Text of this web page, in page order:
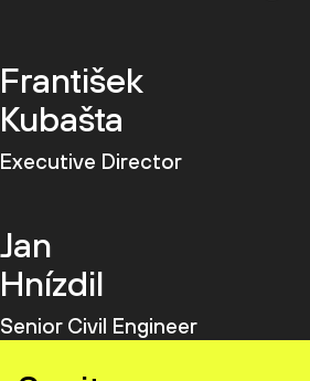
František
Kubašta
Executive Director
Jan
Hnízdil
Senior Civil Engineer